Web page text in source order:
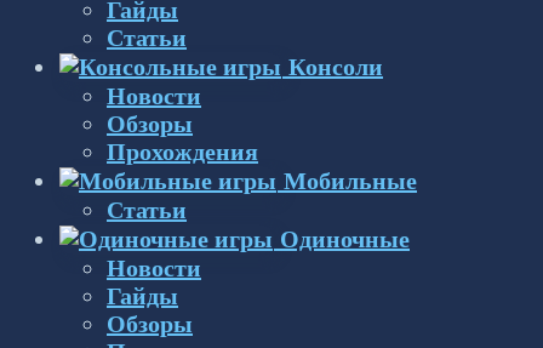
Гайды
Статьи
Консоли
Новости
Обзоры
Прохождения
Мобильные
Статьи
Одиночные
Новости
Гайды
Обзоры